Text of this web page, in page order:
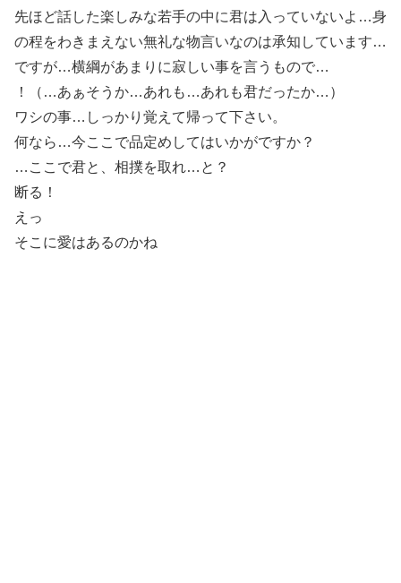
先ほど話した楽しみな若手の中に君は入っていないよ…身
の程をわきまえない無礼な物言いなのは承知しています…
ですが…横綱があまりに寂しい事を言うもので…
！（…あぁそうか…あれも…あれも君だったか…）
ワシの事…しっかり覚えて帰って下さい。
何なら…今ここで品定めしてはいかがですか？
…ここで君と、相撲を取れ…と？
断る！
えっ
そこに愛はあるのかね